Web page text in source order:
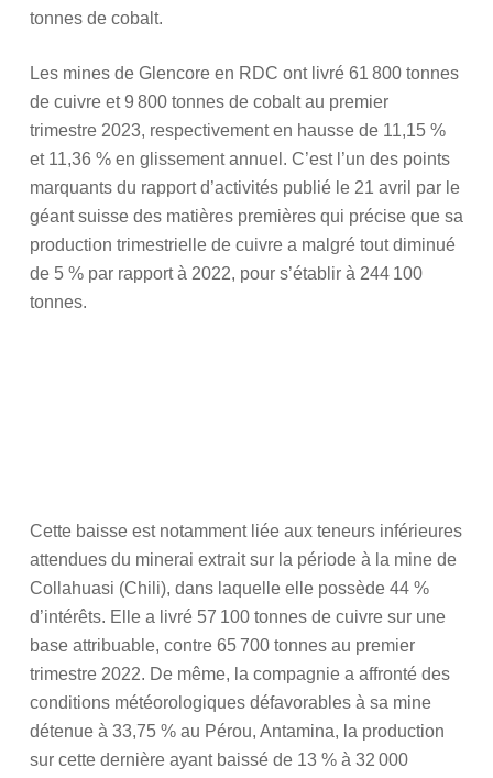
tonnes de cobalt.
Les mines de Glencore en RDC ont livré 61 800 tonnes
de cuivre et 9 800 tonnes de cobalt au premier
trimestre 2023, respectivement en hausse de 11,15 %
et 11,36 % en glissement annuel. C’est l’un des points
marquants du rapport d’activités publié le 21 avril par le
géant suisse des matières premières qui précise que sa
production trimestrielle de cuivre a malgré tout diminué
de 5 % par rapport à 2022, pour s’établir à 244 100
tonnes.
Cette baisse est notamment liée aux teneurs inférieures
attendues du minerai extrait sur la période à la mine de
Collahuasi (Chili), dans laquelle elle possède 44 %
d’intérêts. Elle a livré 57 100 tonnes de cuivre sur une
base attribuable, contre 65 700 tonnes au premier
trimestre 2022. De même, la compagnie a affronté des
conditions météorologiques défavorables à sa mine
détenue à 33,75 % au Pérou, Antamina, la production
sur cette dernière ayant baissé de 13 % à 32 000